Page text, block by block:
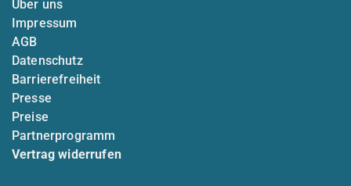
Über uns
Impressum
AGB
Datenschutz
Barrierefreiheit
Presse
Preise
Partnerprogramm
Vertrag widerrufen